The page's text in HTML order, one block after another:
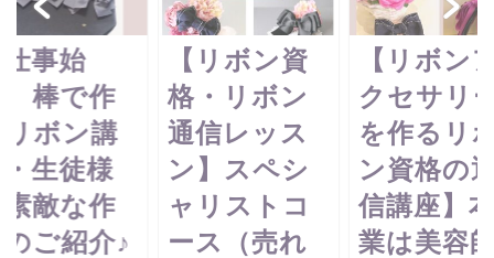
事始
棒で作
ボン講
生徒様
敵な作
ご紹介♪
【リボン資
格・リボン
通信レッス
ン】スペシ
ャリストコ
ース（売れ
【リボン
クセサリ
を作るリ
ン資格の
信講座】
業は美容